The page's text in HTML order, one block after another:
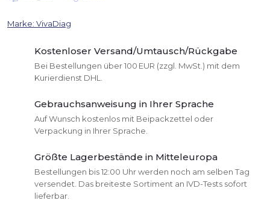
Marke: VivaDiag
Kostenloser Versand/Umtausch/Rückgabe
Bei Bestellungen über 100 EUR (zzgl. MwSt.) mit dem
Kurierdienst DHL.
Gebrauchsanweisung in Ihrer Sprache
Auf Wunsch kostenlos mit Beipackzettel oder
Verpackung in Ihrer Sprache.
Größte Lagerbestände in Mitteleuropa
Bestellungen bis 12:00 Uhr werden noch am selben Tag
versendet. Das breiteste Sortiment an IVD-Tests sofort
lieferbar.